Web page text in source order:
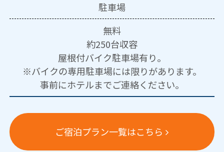
駐車場
無料
約250台収容
屋根付バイク駐車場有り。
※バイクの専用駐車場には限りがあります。
事前にホテルまでご連絡ください。
ご宿泊プラン一覧はこちら